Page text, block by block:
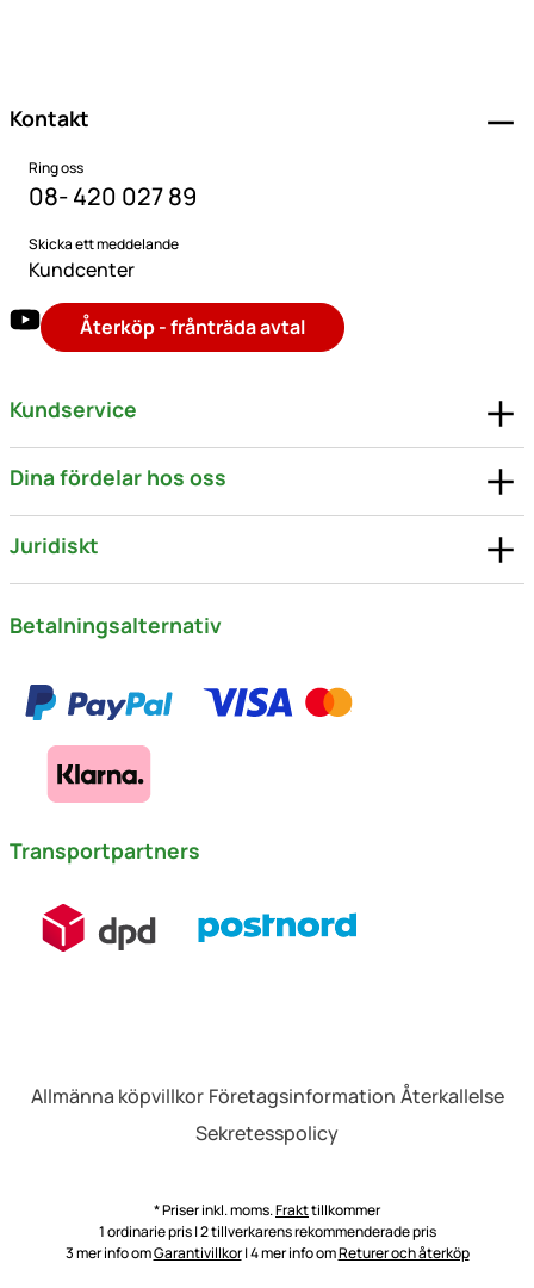
Kontakt
Ring oss
08- 420 027 89
Skicka ett meddelande
Kundcenter
Återköp - frånträda avtal
Kundservice
Dina fördelar hos oss
Juridiskt
Betalningsalternativ
Transportpartners
Allmänna köpvillkor Företagsinformation Återkallelse
Sekretesspolicy
* Priser inkl. moms.Frakttillkommer
1 ordinarie pris | 2 tillverkarens rekommenderade pris
3 mer info omGarantivillkor| 4 mer info omReturer och återköp